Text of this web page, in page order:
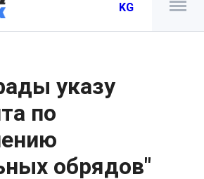
KG
указу
по
обрядов"